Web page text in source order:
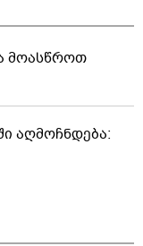
მოასწროთ
აღმოჩნდება: